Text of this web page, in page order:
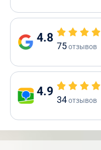
4.8
75отзывов
4.9
34отзывов